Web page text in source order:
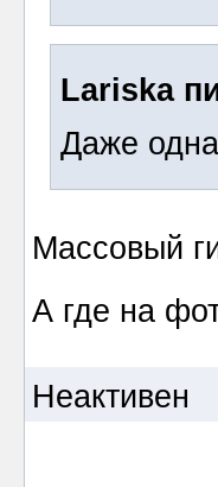
Lariska
Даже
Массовый
А где на
Неактивен